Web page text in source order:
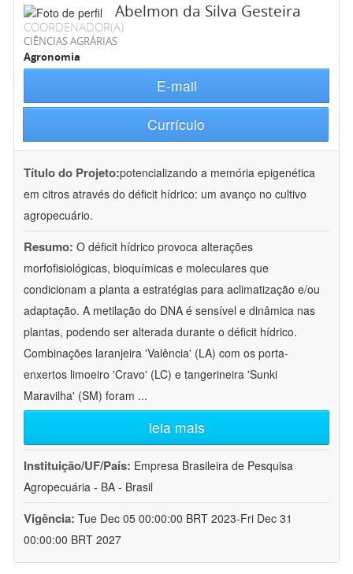
Abelmon da Silva Gesteira
COORDENADOR(A)
CIÊNCIAS AGRÁRIAS
Agronomia
E-mail
Currículo
Título do Projeto:potencializando a memória epigenética
em citros através do déficit hídrico: um avanço no cultivo
agropecuário.
Resumo: O déficit hídrico provoca alterações
morfofisiológicas, bioquímicas e moleculares que
condicionam a planta a estratégias para aclimatização e/ou
adaptação. A metilação do DNA é sensível e dinâmica nas
plantas, podendo ser alterada durante o déficit hídrico.
Combinações laranjeira 'Valência' (LA) com os porta-
enxertos limoeiro 'Cravo' (LC) e tangerineira 'Sunki
Maravilha' (SM) foram ...
leia mais
Instituição/UF/País: Empresa Brasileira de Pesquisa
Agropecuária - BA - Brasil
Vigência: Tue Dec 05 00:00:00 BRT 2023-Fri Dec 31
00:00:00 BRT 2027